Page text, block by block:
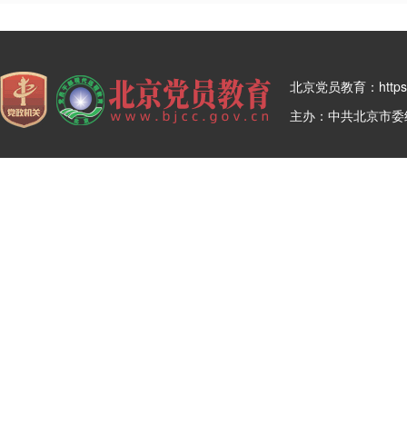
北京党员教育：
主办：中共北京市